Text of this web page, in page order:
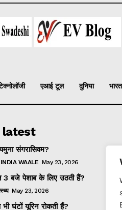
एआई टूल दुनिया भारत
latest
संगरासिवम?
INDIA WAALE May 23, 2026
3 बजे पेशाब के लिए उठती हैं?
May 23, 2026
घंटों यूरिन रोकती हैं?